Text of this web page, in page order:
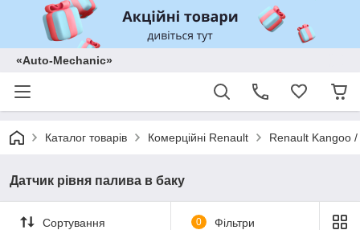
«Auto-Mechanic»
Каталог товарів Комерційні Renault Renault Kangoo
Датчик рівня палива в баку
Сортування 0 Фільтри